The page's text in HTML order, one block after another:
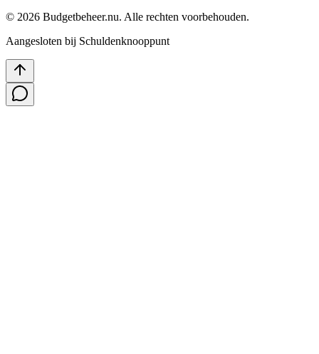
© 2026 Budgetbeheer.nu. Alle rechten voorbehouden.
Aangesloten bij Schuldenknooppunt